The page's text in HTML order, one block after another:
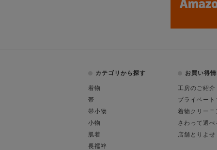
カテゴリから探す
着物
帯
帯小物
小物
肌着
長襦袢
お買い得
工房のご紹介
プライベー
着物クリー
さわって選
店舗とりよせ